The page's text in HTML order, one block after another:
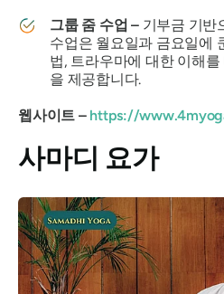
그룹 줌 수업 – 기부금 기반
수업은 월요일과 금요일에
법, 트라우마에 대한 이해
을 제공합니다.
웹사이트 – https://
사마디 요가